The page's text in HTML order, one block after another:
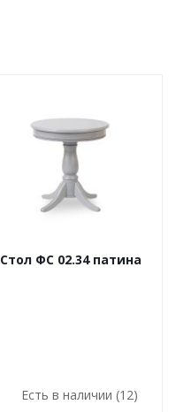
Стол ФС 02.34 патина
Есть в наличии (12)